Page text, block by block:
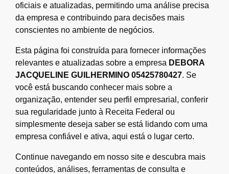
oficiais e atualizadas, permitindo uma análise precisa
da empresa e contribuindo para decisões mais
conscientes no ambiente de negócios.
Esta página foi construída para fornecer informações
relevantes e atualizadas sobre a empresa DEBORA
JACQUELINE GUILHERMINO 05425780427. Se
você está buscando conhecer mais sobre a
organização, entender seu perfil empresarial, conferir
sua regularidade junto à Receita Federal ou
simplesmente deseja saber se está lidando com uma
empresa confiável e ativa, aqui está o lugar certo.
Continue navegando em nosso site e descubra mais
conteúdos, análises, ferramentas de consulta e